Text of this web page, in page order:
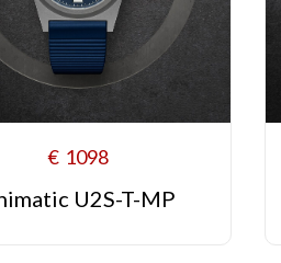
€ 1098
U2S-T-MP